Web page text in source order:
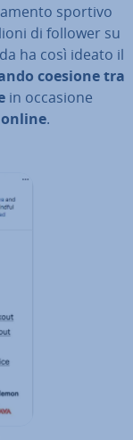
sportivo
di follower su
ha così ideato il
coesione tra
in occasione
.